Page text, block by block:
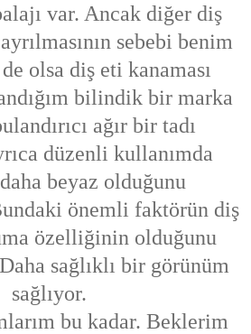
var. Ancak diğer diş
sebebi benim
olsa diş eti kanaması
bilindik bir marka
ağır bir tadı
düzenli kullanımda
beyaz olduğunu
önemli faktörün diş
özelliğinin olduğunu
sağlıklı bir görünüm
sağlıyor.
bu kadar. Beklerim